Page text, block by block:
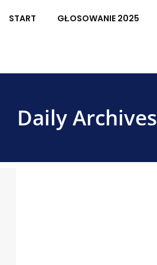
START GŁOSOWANIE 2025
Daily
START GŁOSOWANIE 2025